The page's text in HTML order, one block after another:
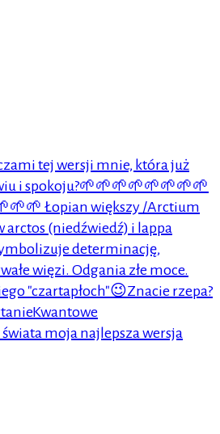
moja najlepsza wersja